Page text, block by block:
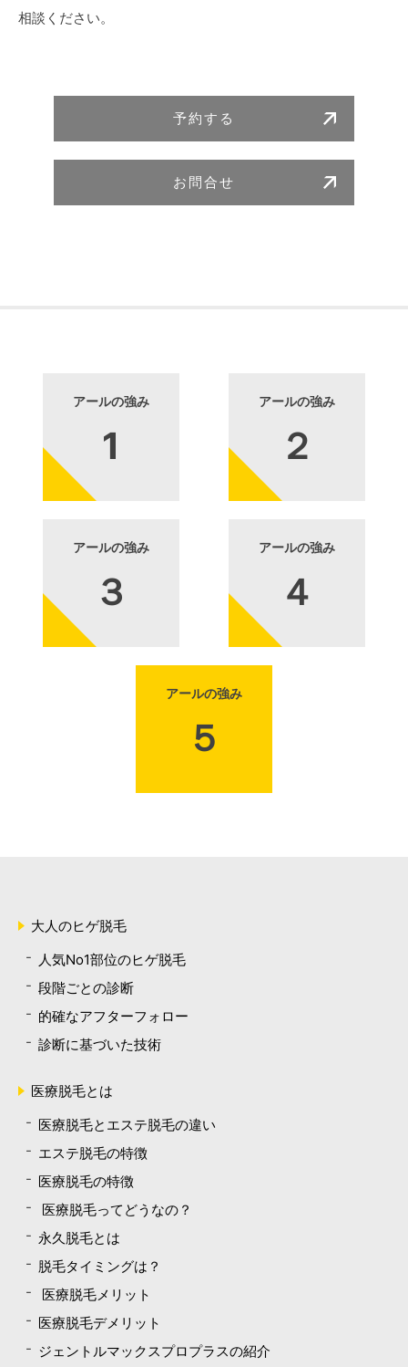
相談ください。
予約する
お問合せ
アールの強み アールの強み
アールの強み アールの強み
アールの強み
大人のヒゲ脱毛
人気No1部位のヒゲ脱毛
段階ごとの診断
的確なアフターフォロー
診断に基づいた技術
医療脱毛とは
医療脱毛とエステ脱毛の違い
エステ脱毛の特徴
医療脱毛の特徴
医療脱毛ってどうなの？
永久脱毛とは
脱毛タイミングは？
医療脱毛メリット
医療脱毛デメリット
ジェントルマックスプロプラスの紹介